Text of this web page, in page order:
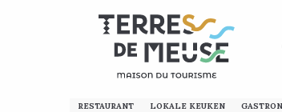
Home Mijn verblijf voorbereiden
Chez Arabelle
RESTAURANT LOKALE KEUKEN